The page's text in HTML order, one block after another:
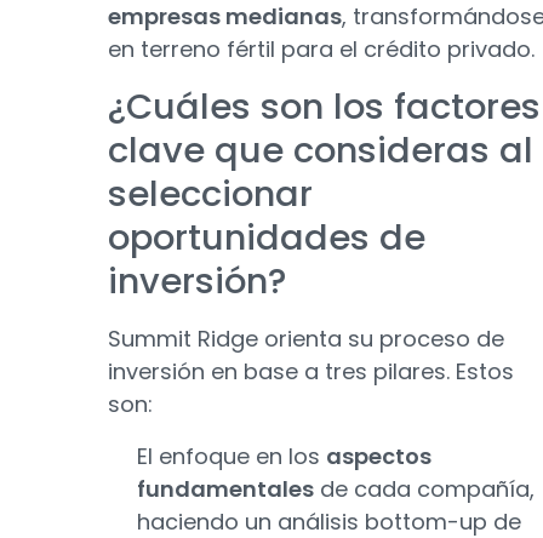
empresas medianas,
en terreno fértil para el crédito
¿Cuáles son los factores
clave que consideras al
seleccionar
oportunidades de
inversión?
Summit Ridge orienta su proceso de
inversión en base a tres pilares. Estos
son:
El enfoque en los aspectos
fundamentales de cada compañía,
haciendo un análisis bottom-up de